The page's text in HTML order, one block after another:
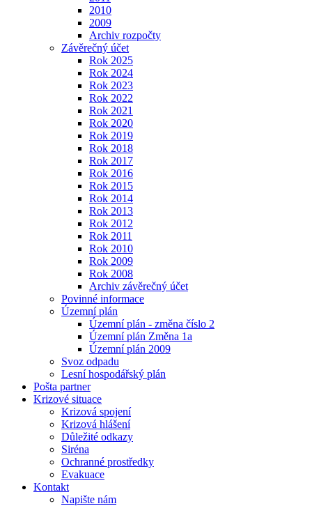
2010
2009
Archiv rozpočty
Závěrečný účet
Rok 2025
Rok 2024
Rok 2023
Rok 2022
Rok 2021
Rok 2020
Rok 2019
Rok 2018
Rok 2017
Rok 2016
Rok 2015
Rok 2014
Rok 2013
Rok 2012
Rok 2011
Rok 2010
Rok 2009
Rok 2008
Archiv závěrečný účet
Povinné informace
Územní plán
Územní plán - změna číslo 2
Územní plán Změna 1a
Územní plán 2009
Svoz odpadu
Lesní hospodářský plán
Pošta partner
Krizové situace
Krizová spojení
Krizová hlášení
Důležité odkazy
Siréna
Ochranné prostředky
Evakuace
Kontakt
Napište nám